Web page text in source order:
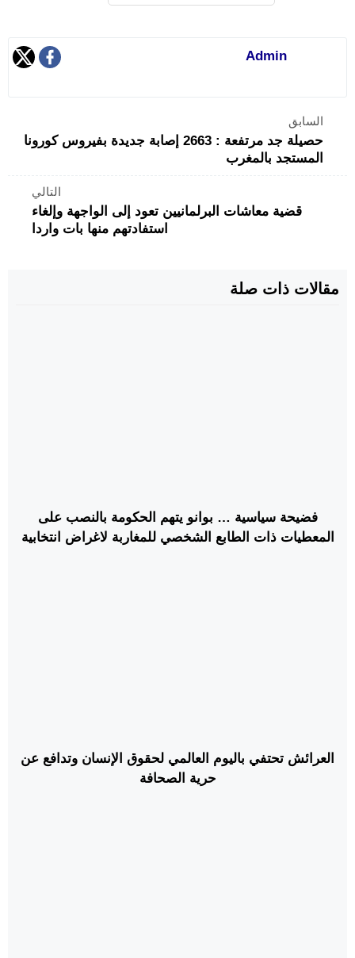
Admin
السابق
حصيلة جد مرتفعة : 2663 إصابة جديدة بفيروس كورونا
المستجد بالمغرب
التالي
قضية معاشات البرلمانيين تعود إلى الواجهة وإلغاء
استفادتهم منها بات واردا
مقالات ذات صلة
فضيحة سياسية … بوانو يتهم الحكومة بالنصب على
المعطيات ذات الطابع الشخصي للمغاربة لاغراض انتخابية
العرائش تحتفي باليوم العالمي لحقوق الإنسان وتدافع عن
حرية الصحافة